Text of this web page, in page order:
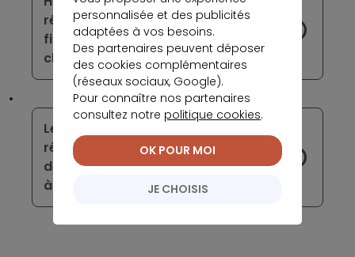
réduire de moitié son exposition au
financement d’activités liées au
charbon thermique
Les banques européennes devront se
résoudre à la disparition progressive
des dispositifs exceptionnels visant
à les soutenir durant la crise
personnalisée et des publicités
adaptées à vos besoins.
Des partenaires peuvent déposer
des cookies complémentaires
(réseaux sociaux, Google).
Pour connaître nos partenaires
consultez notre politique cookies.
JE CHOISIS
OK POUR MOI